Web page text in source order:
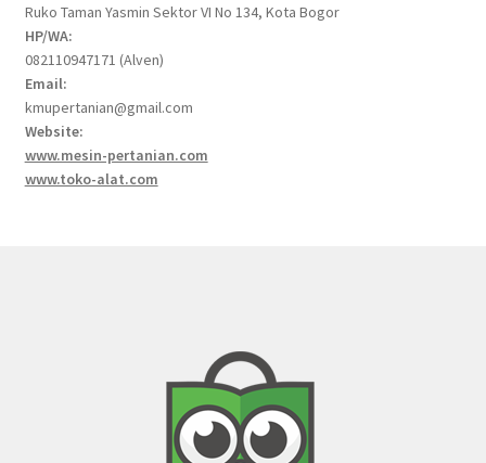
Ruko Taman Yasmin Sektor VI No 134, Kota Bogor
HP/WA:
082110947171 (Alven)
Email:
kmupertanian@gmail.com
Website:
www.mesin-pertanian.com
www.toko-alat.com